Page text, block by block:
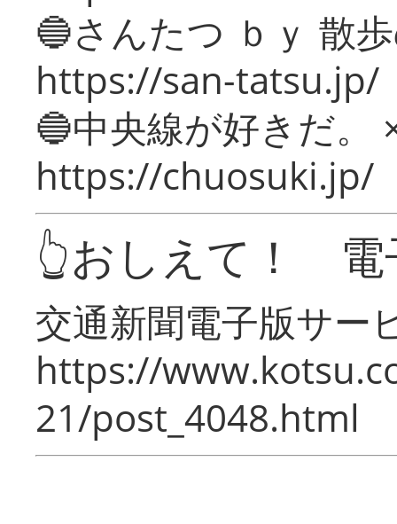
🔵さんたつ ｂｙ 散
https://san-tatsu.jp/
🔵中央線が好きだ。
https://chuosuki.jp/
👆おしえて！ 電
交通新聞電子版サー
https://
21/post_4048.html